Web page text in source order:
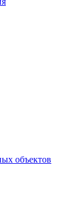
объектов